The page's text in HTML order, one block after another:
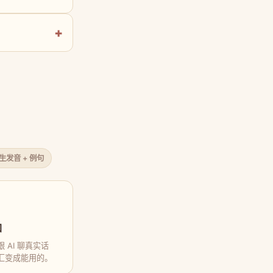
发音 + 例句
AI 聊真实话
成能用的。